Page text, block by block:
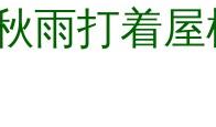
雨打着